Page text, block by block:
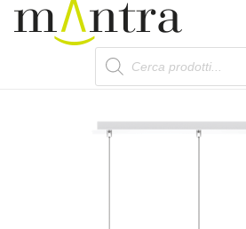
Products
search